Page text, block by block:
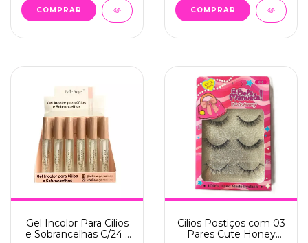
Gel Incolor Para Cilios
e Sobrancelhas C/24 -
Cilios Postiços com 03
Pares Cute Honey